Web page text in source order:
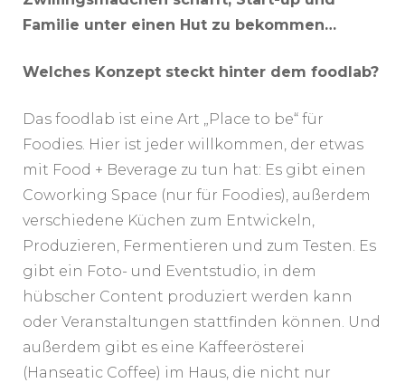
Familie unter einen Hut zu bekommen…
Welches Konzept steckt hinter dem foodlab?
Das foodlab ist eine Art „Place to be“ für
Foodies. Hier ist jeder willkommen, der etwas
mit Food + Beverage zu tun hat: Es gibt einen
Coworking Space (nur für Foodies), außerdem
verschiedene Küchen zum Entwickeln,
Produzieren, Fermentieren und zum Testen. Es
gibt ein Foto- und Eventstudio, in dem
hübscher Content produziert werden kann
oder Veranstaltungen stattfinden können. Und
außerdem gibt es eine Kaffeerösterei
(Hanseatic Coffee) im Haus, die nicht nur